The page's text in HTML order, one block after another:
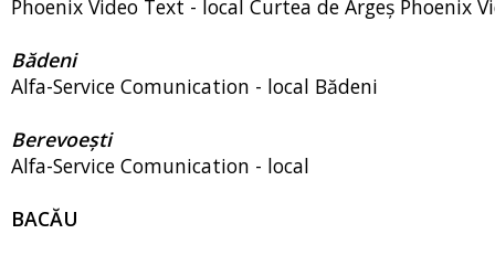
Phoenix Video Text - local Curtea de Argeș Phoenix
Bădeni
Alfa-Service Comunication - local Bădeni
Berevoești
Alfa-Service Comunication - local
BACĂU